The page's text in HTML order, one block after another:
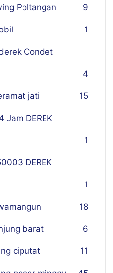
Poltangan 9
1
Condet
4
jati 15
Jam DEREK
1
DEREK
1
18
barat 6
ciputat 11